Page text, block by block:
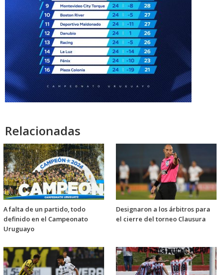
Relacionadas
A falta de un partido, todo
definido en el Campeonato
Uruguayo
Designaron a los árbitros para
el cierre del torneo Clausura